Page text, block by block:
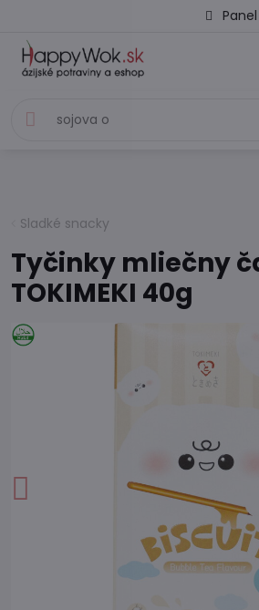
Sladké snacky
Tyčinky mliečny
TOKIMEKI 40g